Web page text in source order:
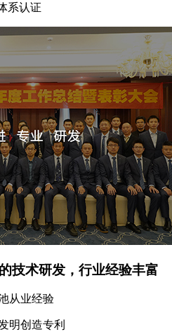
系认证
技术研发，行业经验丰富
从业经验
明创造专利